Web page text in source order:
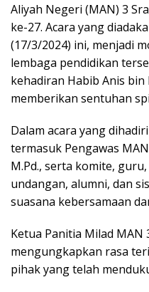
Aliyah Negeri (MAN) 3
ke-27. Acara yang
(17/3/2024) ini, menjadi
lembaga pendidikan
kehadiran Habib Anis bin
memberikan sentuhan
Dalam acara yang
termasuk Pengawas
M.Pd., serta komite,
undangan, alumni, dan
suasana kebersamaan
Ketua Panitia Milad MAN
mengungkapkan rasa
pihak yang telah